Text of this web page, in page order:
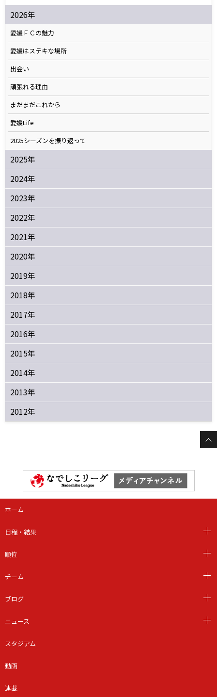
2026年
愛媛ＦＣの魅力
愛媛はステキな場所
出会い
頑張れる理由
まだまだこれから
愛媛Life
2025シーズンを振り返って
2025年
2024年
2023年
2022年
2021年
2020年
2019年
2018年
2017年
2016年
2015年
2014年
2013年
2012年
ホーム
日程・結果
順位
チーム
ブログ
ニュース
スタジアム
動画
連載